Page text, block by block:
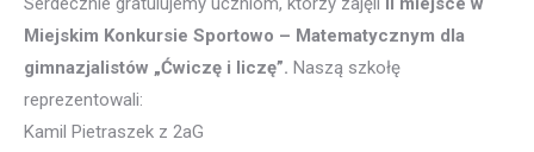
Miejskim Konkursie Sportowo – Matematycznym dla
gimnazjalistów „Ćwiczę i liczę”. Naszą szkołę
reprezentowali:
Kamil Pietraszek z 2aG